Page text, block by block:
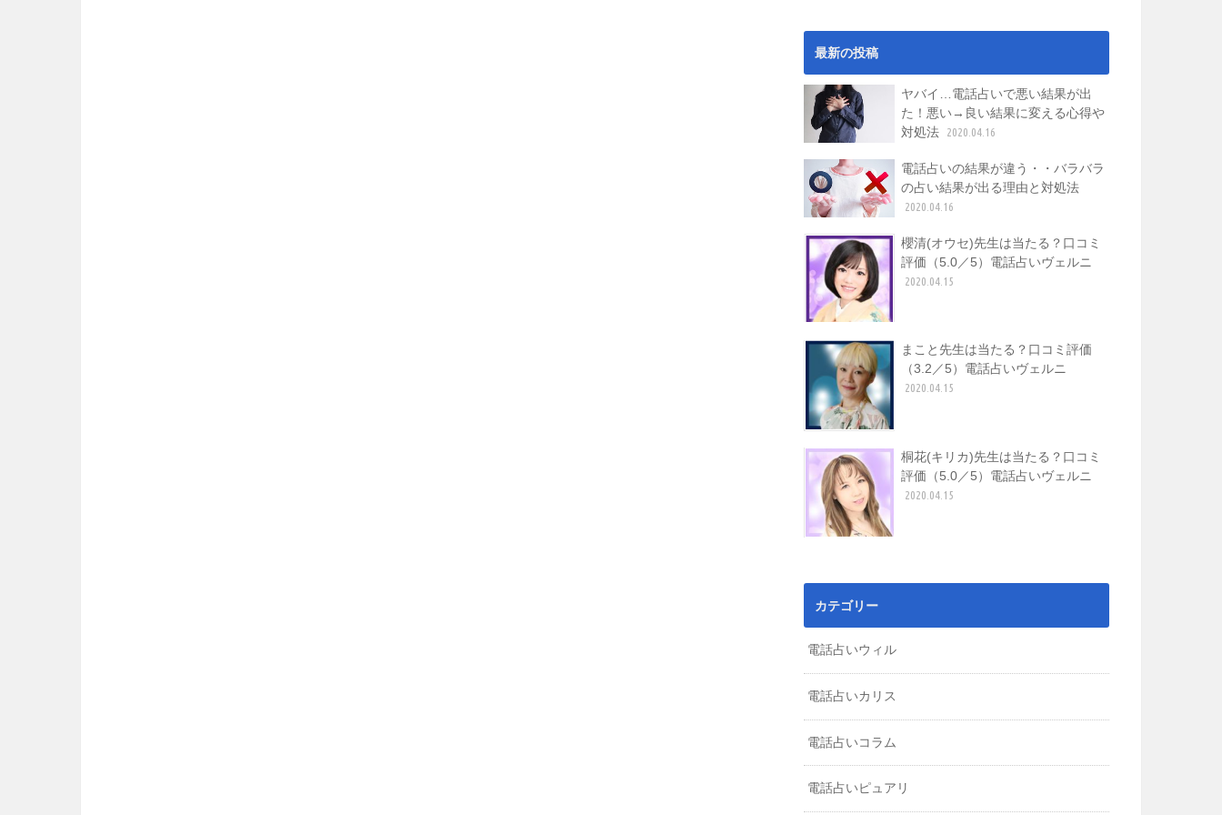
最新の投稿
ヤバイ…電話占いで悪い結果が出
た！悪い→良い結果に変える心得や
対処法
2020.04.16
電話占いの結果が違う・・バラバラ
の占い結果が出る理由と対処法
2020.04.16
櫻清(オウセ)先生は当たる？口コミ
評価（5.0／5）電話占いヴェルニ
2020.04.15
まこと先生は当たる？口コミ評価
（3.2／5）電話占いヴェルニ
2020.04.15
桐花(キリカ)先生は当たる？口コミ
評価（5.0／5）電話占いヴェルニ
2020.04.15
カテゴリー
電話占いウィル
電話占いカリス
電話占いコラム
電話占いピュアリ